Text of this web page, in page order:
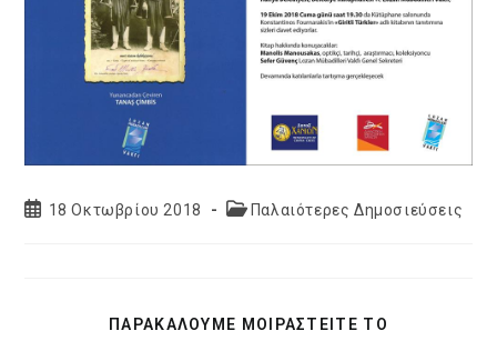
Post18 Οκτωβρίου 2018
PostΠαλαιότερες Δημοσιεύσεις
ΠΑΡΑΚΑΛΟΥΜΕ ΜΟΙΡΑΣΤΕΙΤΕ ΤΟ